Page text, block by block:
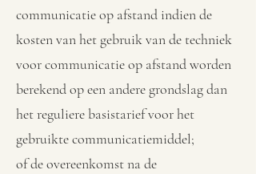
communicatie op afstand indien de
kosten van het gebruik van de techniek
voor communicatie op afstand worden
berekend op een andere grondslag dan
het reguliere basistarief voor het
gebruikte communicatiemiddel;
of de overeenkomst na de